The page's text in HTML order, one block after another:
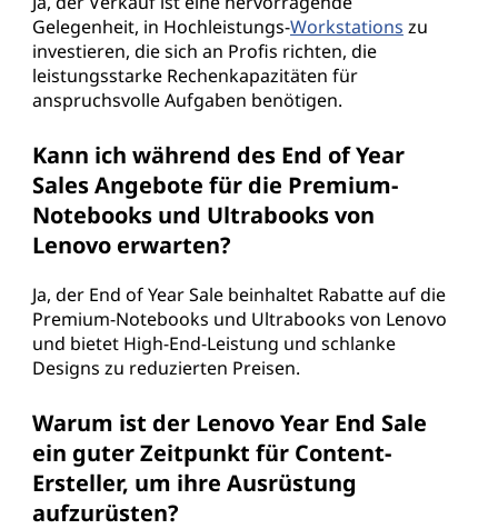
Gelegenheit, in Hochleistungs-Workstations zu
investieren, die sich an Profis richten, die
leistungsstarke Rechenkapazitäten für
anspruchsvolle Aufgaben benötigen.
Kann ich während des End of Year
Sales Angebote für die Premium-
Notebooks und Ultrabooks von
Lenovo erwarten?
Ja, der End of Year Sale beinhaltet Rabatte auf die
Premium-Notebooks und Ultrabooks von Lenovo
und bietet High-End-Leistung und schlanke
Designs zu reduzierten Preisen.
Warum ist der Lenovo Year End Sale
ein guter Zeitpunkt für Content-
Ersteller, um ihre Ausrüstung
aufzurüsten?